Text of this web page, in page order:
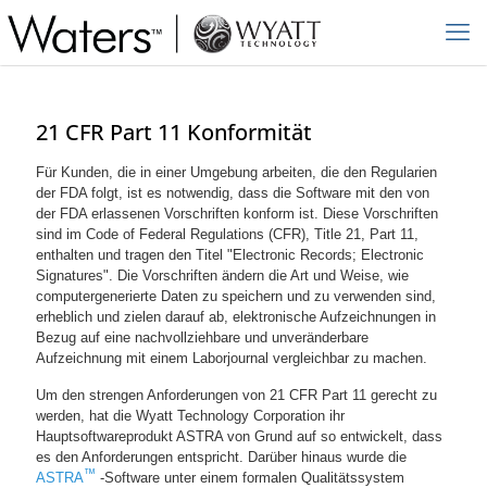
21 CFR Part 11 Konformität
Für Kunden, die in einer Umgebung arbeiten, die den Regularien
der FDA folgt, ist es notwendig, dass die Software mit den von
der FDA erlassenen Vorschriften konform ist. Diese Vorschriften
sind im Code of Federal Regulations (CFR), Title 21, Part 11,
enthalten und tragen den Titel "Electronic Records; Electronic
Signatures". Die Vorschriften ändern die Art und Weise, wie
computergenerierte Daten zu speichern und zu verwenden sind,
erheblich und zielen darauf ab, elektronische Aufzeichnungen in
Bezug auf eine nachvollziehbare und unveränderbare
Aufzeichnung mit einem Laborjournal vergleichbar zu machen.
Um den strengen Anforderungen von 21 CFR Part 11 gerecht zu
werden, hat die Wyatt Technology Corporation ihr
Hauptsoftwareprodukt ASTRA von Grund auf so entwickelt, dass
es den Anforderungen entspricht. Darüber hinaus wurde die
ASTRA™ -Software unter einem formalen Qualitätssystem